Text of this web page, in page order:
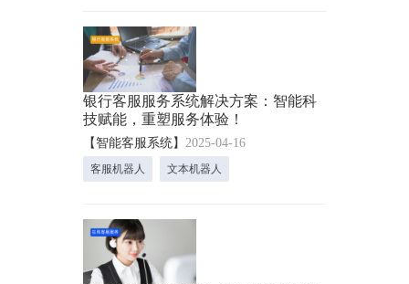
银行客服服务系统解决方案：智能科
技赋能，重塑服务体验！
【智能客服系统】2025-04-16
客服机器人 文本机器人